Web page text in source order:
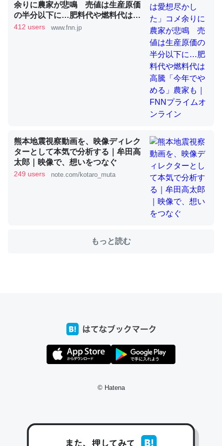
これを元に考えるとカルシウムを大量に使う脊椎動物と貝
類は苦労してるんだな…。腹足類だと殻を無くしてナメク
─ニュース :: 【研究発表】昆虫学の大問題＝「昆虫はなぜ海にいな
ウチもEchoを実家に置いて４年。でたまに覗いてる。ぼ
ちぼちRingも置こうかと画策中。あと、Googleマップで
位置情報を共有してる。電池残量や充電中かが分かるので
─たまにLINEするくらいだった遠方の父67歳と僕。ITツール導入で
コミュニケーションが劇的に変化した｜tayorini by LIFULL介護
コミュニケーションが劇的に変化した｜tayorini by LIFULL介護
私も3年前ぐらいに祖母の家に設置した。ポケットWifiみ
https://toyoshi.hatenablog.com/entry/2019/05/15/1805
余りに農家が悲鳴 売値は生産原価
の半分以下に…肥料代や燃料代は高
騰「今年でやめる」農家も｜FNNプ
412 users www.fnn.jp
熊本地震視察動画を、映像ディレク
ターとして本気で分析する｜牟田高
太郎｜映像で、想いをつなぐ
249 users note.com/kotaro_muta
もっと読む
© Hatena